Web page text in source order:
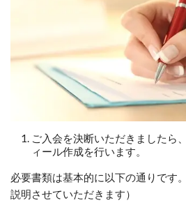
ご入会を決断いただきましたら
ィール作成を行います。
必要書類は基本的に以下の通りです
説明させていただきます）